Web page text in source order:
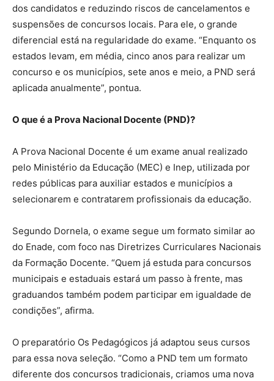
dos candidatos e reduzindo riscos de cancelamentos e
suspensões de concursos locais. Para ele, o grande
diferencial está na regularidade do exame. “Enquanto os
estados levam, em média, cinco anos para realizar um
concurso e os municípios, sete anos e meio, a PND será
aplicada anualmente”, pontua.
O que é a Prova Nacional Docente (PND)?
A Prova Nacional Docente é um exame anual realizado
pelo Ministério da Educação (MEC) e Inep, utilizada por
redes públicas para auxiliar estados e municípios a
selecionarem e contratarem profissionais da educação.
Segundo Dornela, o exame segue um formato similar ao
do Enade, com foco nas Diretrizes Curriculares Nacionais
da Formação Docente. “Quem já estuda para concursos
municipais e estaduais estará um passo à frente, mas
graduandos também podem participar em igualdade de
condições”, afirma.
O preparatório Os Pedagógicos já adaptou seus cursos
para essa nova seleção. “Como a PND tem um formato
diferente dos concursos tradicionais, criamos uma nova